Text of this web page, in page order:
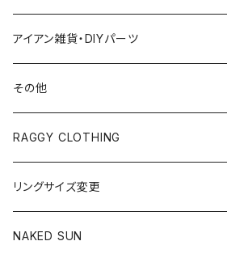
アイアン雑貨・DIYパーツ
その他
RAGGY CLOTHING
リングサイズ変更
NAKED SUN